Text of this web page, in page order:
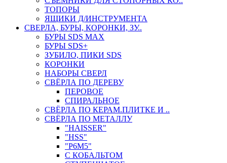
ТОПОРЫ
ЯЩИКИ Д/ИНСТРУМЕНТА
СВЕРЛА, БУРЫ, КОРОНКИ, ЗУ..
БУРЫ SDS MAX
БУРЫ SDS+
ЗУБИЛО, ПИКИ SDS
КОРОНКИ
НАБОРЫ СВЕРЛ
СВЁРЛА ПО ДЕРЕВУ
ПЕРОВОЕ
СПИРАЛЬНОЕ
СВЁРЛА ПО КЕРАМ.ПЛИТКЕ И ..
СВЁРЛА ПО МЕТАЛЛУ
"HAISSER"
"HSS"
"Р6М5"
С КОБАЛЬТОМ